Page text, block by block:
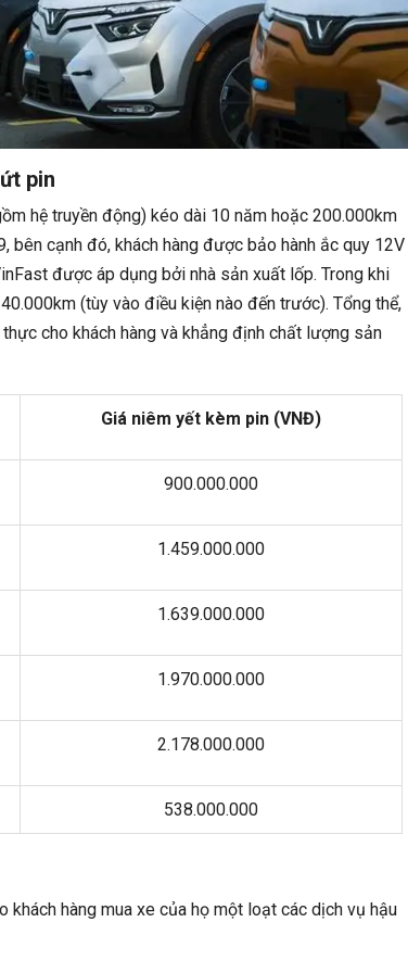
pin
hệ truyền động) kéo dài 10 năm hoặc 200.000km
bên cạnh đó, khách hàng được bảo hành ắc quy 12V
được áp dụng bởi nhà sản xuất lốp. Trong khi
(tùy vào điều kiện nào đến trước). Tổng thể,
cho khách hàng và khẳng định chất lượng sản
Giá niêm yết kèm pin (VNĐ)
900.000.000
1.459.000.000
1.639.000.000
1.970.000.000
2.178.000.000
538.000.000
khách hàng mua xe của họ một loạt các dịch vụ hậu